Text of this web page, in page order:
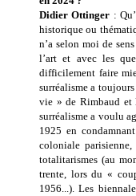
Didier Ottinger :
historique ou
n’a selon moi de
l’art et avec les
difficilement faire
surréalisme a
vie » de Rimbaud et
surréalisme a voulu
1925 en
coloniale parisienne,
totalitarismes (au
trente, lors du «
1956...). Les